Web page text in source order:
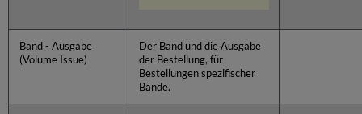
Band - Ausgabe
(Volume Issue)
Der Band und die Ausgabe
der Bestellung, für
Bestellungen spezifischer
Bände.